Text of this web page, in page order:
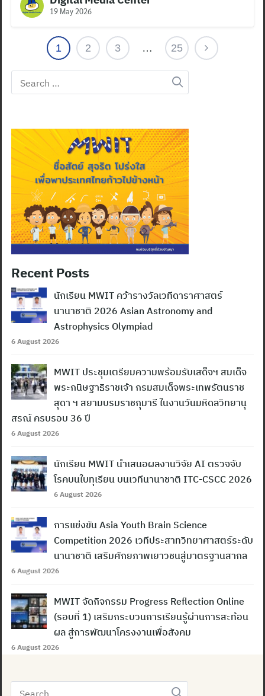
19 May 2026
1 2 3 … 25
Search
for:
Recent Posts
นักเรียน MWIT คว้ารางวัลเวทีดาราศาสตร์
นานาชาติ 2026 Asian Astronomy and
Astrophysics Olympiad
6 August 2026
MWIT ประชุมเตรียมความพร้อมรับเสด็จฯ สมเด็จ
พระกนิษฐาธิราชเจ้า กรมสมเด็จพระเทพรัตนราช
สุดา ฯ สยามบรมราชกุมารี ในงานวันมหิดลวิทยานุ
สรณ์ ครบรอบ 36 ปี
6 August 2026
นักเรียน MWIT นำเสนอผลงานวิจัย AI ตรวจจับ
โรคบนใบทุเรียน บนเวทีนานาชาติ ITC-CSCC 2026
6 August 2026
การแข่งขัน Asia Youth Brain Science
Competition 2026 เวทีประสาทวิทยาศาสตร์ระดับ
นานาชาติ เสริมศักยภาพเยาวชนสู่มาตรฐานสากล
6 August 2026
MWIT จัดกิจกรรม Progress Reflection Online
(รอบที่ 1) เสริมกระบวนการเรียนรู้ผ่านการสะท้อน
ผล สู่การพัฒนาโครงงานเพื่อสังคม
6 August 2026
Search